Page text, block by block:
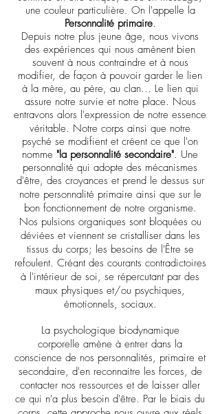
une couleur particulière. On l'appelle la
Personnalité primaire.
Depuis notre plus jeune âge, nous vivons
des expériences qui nous amènent bien
souvent à nous contraindre et à nous
modifier, de façon à pouvoir garder le lien
à la mère, au père, au clan... Le lien qui
assure notre survie et notre place. Nous
entravons alors l'expression de notre essence
véritable. Notre corps ainsi que notre
psyché se modifient et créent ce que l'on
nomme "la personnalité secondaire". Une
personnalité qui adopte des mécanismes
d'être, des croyances et prend le dessus sur
notre personnalité primaire ainsi que sur le
bon fonctionnement de notre organisme.
Nos pulsions organiques sont bloquées ou
déviées et viennent se cristalliser dans les
tissus du corps; les besoins de l'Être se
refoulent. Créant des courants contradictoires
à l'intérieur de soi, se répercutant par des
maux physiques et/ou psychiques,
émotionnels, sociaux.
La psychologique biodynamique
corporelle amène à entrer dans la
conscience de nos personnalités, primaire et
secondaire, d'en reconnaitre les forces, de
contacter nos ressources et de laisser aller
ce qui n'a plus besoin d'être. Par le biais du